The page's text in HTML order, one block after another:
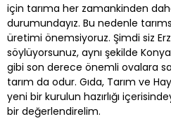
için tarıma her zamankinden
durumundayız. Bu nedenle
üretimi önemsiyoruz. Şimdi siz
söylüyorsunuz, aynı şekilde
gibi son derece önemli ovalara
tarım da odur. Gıda, Tarım ve
yeni bir kurulun hazırlığı
bir değerlendirelim.